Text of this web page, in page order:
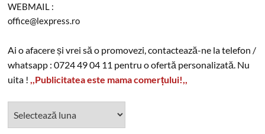
WEBMAIL :
office@lexpress.ro
Ai o afacere și vrei să o promovezi, contactează-ne la telefon /
whatsapp : 0724 49 04 11 pentru o ofertă personalizată. Nu
uita ! ,,Publicitatea este mama comerțului!,,